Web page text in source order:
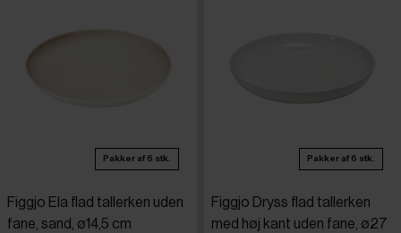
Pakker af 6 stk.
Figgjo Ela flad tallerken uden
fane, sand, ø14,5 cm
Pakker af 6 stk.
Figgjo Dryss flad tallerken
med høj kant uden fane, ø27